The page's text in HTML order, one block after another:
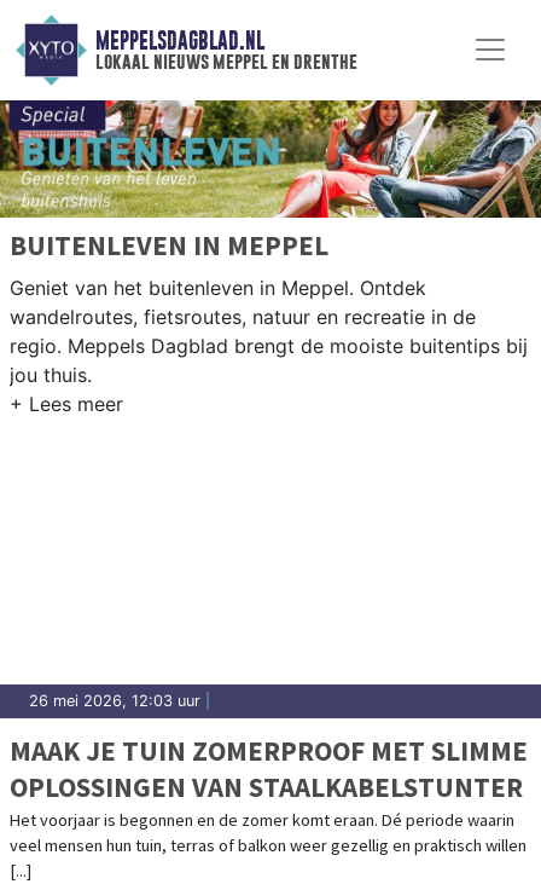
MEPPELSDAGBLAD.NL
lokaal nieuws meppel en drenthe
BUITENLEVEN IN MEPPEL
Geniet van het buitenleven in Meppel. Ontdek
wandelroutes, fietsroutes, natuur en recreatie in de
regio. Meppels Dagblad brengt de mooiste buitentips bij
jou thuis.
26 mei 2026, 12:03 uur
MAAK JE TUIN ZOMERPROOF MET SLIMME
OPLOSSINGEN VAN STAALKABELSTUNTER
Het voorjaar is begonnen en de zomer komt eraan. Dé periode waarin
veel mensen hun tuin, terras of balkon weer gezellig en praktisch willen
[...]